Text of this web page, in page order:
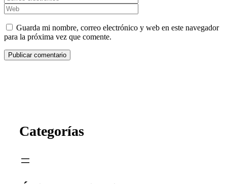
Guarda mi nombre, correo electrónico y web en este navegador
para la próxima vez que comente.
Categorías